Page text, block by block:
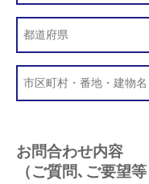
お問合わせ内容
（ご質問､ご要望等